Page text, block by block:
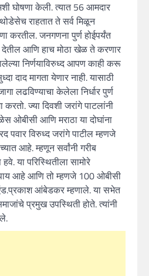
घोषणा केली. त्यात 56 आमदार
राहतात ते सर्व मिळून
करतील. जनगणना पुर्ण होईपर्यंत
देतील आणि हाच मोठा खेळ ते करणार
निर्णयाविरुध्द आपण काही करू
दाद मागता येणार नाही. यासाठी
लढविण्याचा केलेला निर्धार पुर्ण
ज्या दिवशी जरांगे पाटलांनी
ओबीसी आणि मराठा या दोघांना
पवार विरुध्द जरांगे पाटील म्हणजे
आहे. म्हणून सर्वांनी गरीब
या परिस्थितीला सामोरे
आहे आणि तो म्हणजे 100 ओबीसी
आंबेडकर म्हणाले. या सभेत
प्रमुख उपस्थिती होते. त्यांनी